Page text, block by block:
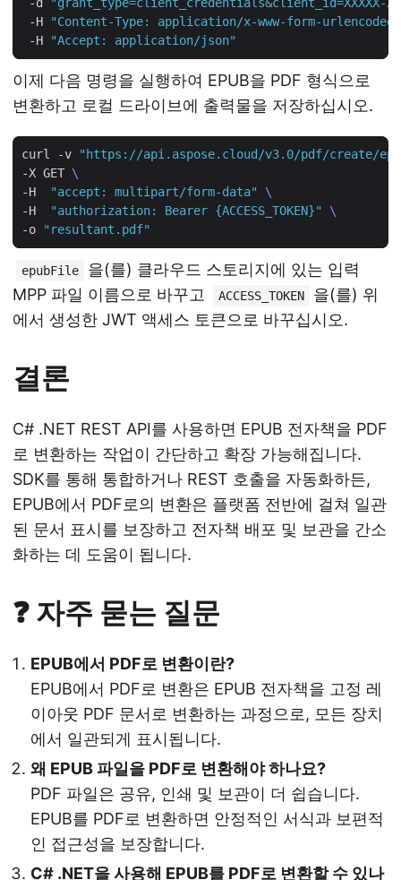
-H
"Content-Type: application/x-www-form-urlencoded"
-H
"Accept: application/json"
이제 다음 명령을 실행하여 EPUB을 PDF 형식으로
변환하고 로컬 드라이브에 출력물을 저장하십시오.
curl -v
"https://api.aspose.cloud/v3.0/pdf/create/
-X GET
-H
"accept: multipart/form-data"
-H
"authorization: Bearer {ACCESS_TOKEN}"
-o
"resultant.pdf"
epubFile
을(를) 클라우드 스토리지에 있는 입력
MPP 파일 이름으로 바꾸고
ACCESS_TOKEN
을(를) 위
에서 생성한 JWT 액세스 토큰으로 바꾸십시오.
결론
C# .NET REST API를 사용하면 EPUB 전자책을 PDF
로 변환하는 작업이 간단하고 확장 가능해집니다.
SDK를 통해 통합하거나 REST 호출을 자동화하든,
EPUB에서 PDF로의 변환은 플랫폼 전반에 걸쳐 일관
된 문서 표시를 보장하고 전자책 배포 및 보관을 간소
화하는 데 도움이 됩니다.
❓ 자주 묻는 질문
EPUB에서 PDF로 변환이란?
EPUB에서 PDF로 변환은 EPUB 전자책을 고정 레
이아웃 PDF 문서로 변환하는 과정으로, 모든 장치
에서 일관되게 표시됩니다.
왜 EPUB 파일을 PDF로 변환해야 하나요?
PDF 파일은 공유, 인쇄 및 보관이 더 쉽습니다.
EPUB를 PDF로 변환하면 안정적인 서식과 보편적
인 접근성을 보장합니다.
C# .NET을 사용해 EPUB를 PDF로 변환할 수 있나